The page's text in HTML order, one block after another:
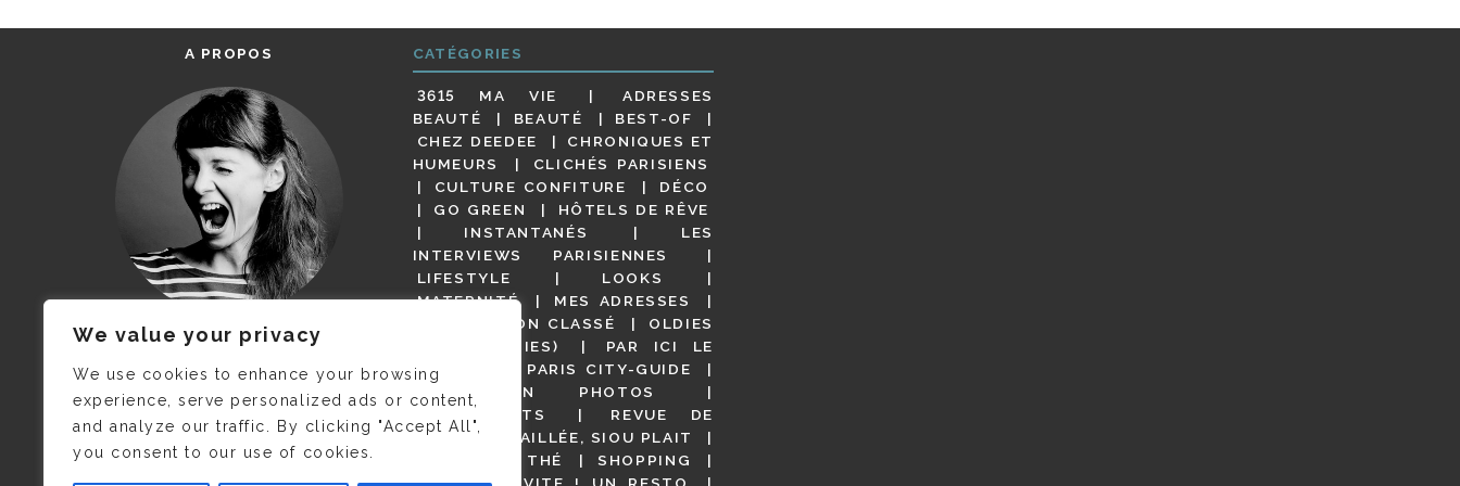
We value your privacy
We use cookies to enhance your browsing
experience, serve personalized ads or content,
and analyze our traffic. By clicking "Accept All",
you consent to our use of cookies.
A PROPOS
JE M’APPELLE DELPHINE MAIS
C’EST ©CAMILLE COLLIN QUI A
PRIS CETTE PHOTO !
CATÉGORIES
3615 MA VIE
ADRESSES
BEAUTÉ
BEAUTÉ
BEST-OF
CHEZ DEEDEE
CHRONIQUES ET
HUMEURS
CLICHÉS PARISIENS
CULTURE CONFITURE
DÉCO
GO GREEN
HÔTELS DE RÊVE
INSTANTANÉS
LES
INTERVIEWS PARISIENNES
LIFESTYLE
LOOKS
MATERNITÉ
MES ADRESSES
NON CLASSÉ
OLDIES
(BUT GOODIES)
PAR ICI LE
MAGOT !
PARIS CITY-GUIDE
PARIS EN PHOTOS
RESTAURANTS
REVUE DE
PRESSE DÉTAILLÉE, SIOU PLAIT
SALONS DE THÉ
SHOPPING
VIDÉOS
VITE ! UN RESTO